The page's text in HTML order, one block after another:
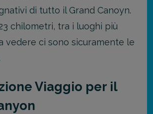
di tutto il Grand Canoyn.
chilometri, tra i luoghi più
vedere ci sono sicuramente le
Viaggio per il